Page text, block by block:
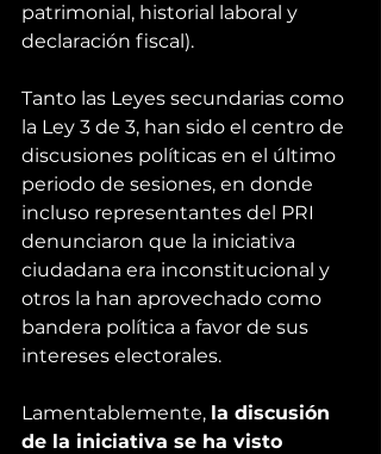
patrimonial, historial laboral y
declaración fiscal).
Tanto las Leyes secundarias como
la Ley 3 de 3, han sido el centro de
discusiones políticas en el último
periodo de sesiones, en donde
incluso representantes del PRI
denunciaron que la iniciativa
ciudadana era inconstitucional y
otros la han aprovechado como
bandera política a favor de sus
intereses electorales.
Lamentablemente, la discusión
de la iniciativa se ha visto